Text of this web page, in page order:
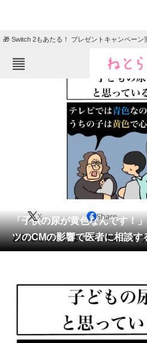
🎁 Switch 2もあたる！ プレゼントキャンペーン
ニ
ク
地
教
リ
会員記事
メディア
ITの今と未来を見通す
スマホと通信の最新トレンド
「子供の尿が黄色なんです！
ツのCMの影響で医者に相談す
X Share
お医者さんにたまに来る相談だそ